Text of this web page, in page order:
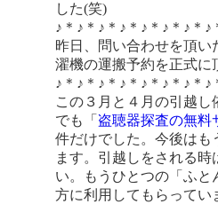
した(笑)
♪＊♪＊♪＊♪＊♪＊♪＊♪＊
昨日、問い合わせを頂
濯機の運搬予約を正式に
♪＊♪＊♪＊♪＊♪＊♪＊♪＊
この３月と４月の引越
でも「 盗聴器探査の無料
件だけでした。今後はも
ます。引越しをされる
い。もうひとつの「ふ
方に利用してもらってい